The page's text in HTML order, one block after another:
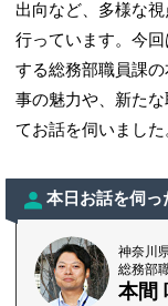
出向など、多様な
行っています。今
する総務部職員課
事の魅力や、新た
てお話を伺いました
本日お話を伺っ
神奈川
総務部
本間